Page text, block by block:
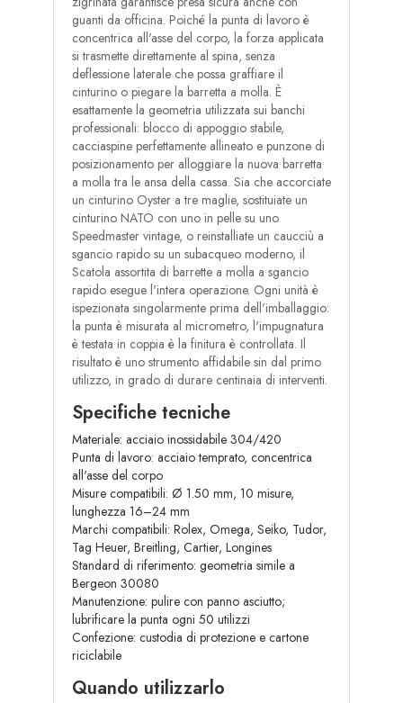
guanti da officina. Poiché la punta di lavoro è
concentrica all'asse del corpo, la forza applicata
si trasmette direttamente al spina, senza
deflessione laterale che possa graffiare il
cinturino o piegare la barretta a molla. È
esattamente la geometria utilizzata sui banchi
professionali: blocco di appoggio stabile,
cacciaspine perfettamente allineato e punzone di
posizionamento per alloggiare la nuova barretta
a molla tra le ansa della cassa. Sia che accorciate
un cinturino Oyster a tre maglie, sostituiate un
cinturino NATO con uno in pelle su uno
Speedmaster vintage, o reinstalliate un caucciù a
sgancio rapido su un subacqueo moderno, il
Scatola assortita di barrette a molla a sgancio
rapido esegue l'intera operazione. Ogni unità è
ispezionata singolarmente prima dell'imballaggio:
la punta è misurata al micrometro, l'impugnatura
è testata in coppia è la finitura è controllata. Il
risultato è uno strumento affidabile sin dal primo
utilizzo, in grado di durare centinaia di interventi.
Specifiche tecniche
Materiale: acciaio inossidabile 304/420
Punta di lavoro: acciaio temprato, concentrica
all'asse del corpo
Misure compatibili: Ø 1.50 mm, 10 misure,
lunghezza 16–24 mm
Marchi compatibili: Rolex, Omega, Seiko, Tudor,
Tag Heuer, Breitling, Cartier, Longines
Standard di riferimento: geometria simile a
Bergeon 30080
Manutenzione: pulire con panno asciutto;
lubrificare la punta ogni 50 utilizzi
Confezione: custodia di protezione e cartone
riciclabile
Quando utilizzarlo